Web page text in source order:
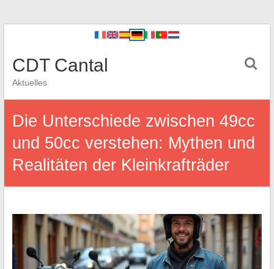
CDT Cantal
Aktuelles
Die Unterschiede zwischen 49cc
und 50cc verstehen: Mythen und
Realitäten der Kleinkrafträder